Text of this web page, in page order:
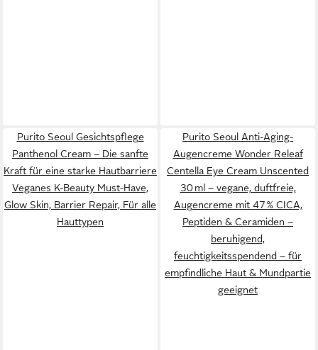
Purito Seoul Gesichtspflege
Panthenol Cream – Die sanfte
Kraft für eine starke Hautbarriere
Veganes K-Beauty Must-Have,
Glow Skin, Barrier Repair, Für alle
Hauttypen
Purito Seoul Anti-Aging-
Augencreme Wonder Releaf
Centella Eye Cream Unscented
30 ml – vegane, duftfreie,
Augencreme mit 47 % CICA,
Peptiden & Ceramiden –
beruhigend,
feuchtigkeitsspendend – für
empfindliche Haut & Mundpartie
geeignet